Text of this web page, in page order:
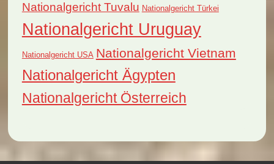
Nationalgericht Tuvalu Nationalgericht Türkei
Nationalgericht Uruguay
Nationalgericht USA Nationalgericht Vietnam
Nationalgericht Ägypten
Nationalgericht Österreich